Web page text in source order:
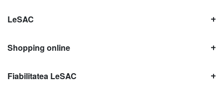
LeSAC
Shopping online
Fiabilitatea LeSAC